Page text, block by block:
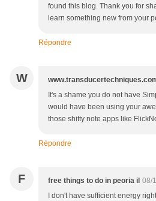
found this blog. Thank you for
learn something new from your
Répondre
W
It's a shame you do not have
would have been using your
those shitty note apps like
Répondre
F free things to do in peoria il 08/
I don't have sufficient energy